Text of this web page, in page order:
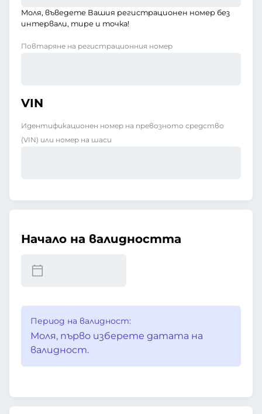
Моля, въведете Вашия регистрационен номер без
интервали, тире и точка!
Повтаряне на регистрационния номер
VIN
Идентификационен номер на превозното средство
(VIN) или номер на шаси
Начало на валидността
Период на валидност:
Моля, първо изберете датата на
валидност.